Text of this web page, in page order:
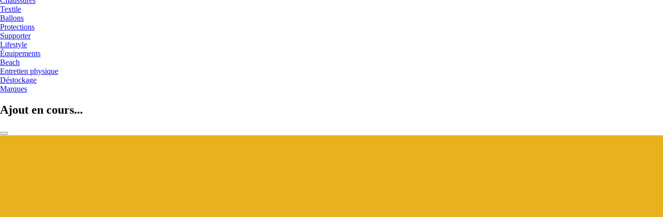
Textile
Ballons
Protections
Supporter
Lifestyle
Équipements
Beach
Entretien physique
Déstockage
Marques
Ajout en cours...